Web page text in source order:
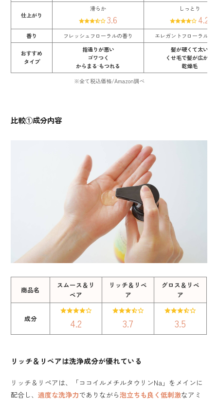
仕上がり
滑らか
3.6
しっとり
4.2
香り フレッシュフローラルの香り エレガントフローラルの
おすすめ
タイプ
指通りが悪い
ゴワつく
からまる·もつれる
髪が硬くて太い
くせ毛で髪が広がる
乾燥毛
※全て税込価格/Amazon調べ
比較①成分内容
商品名
スムース＆リ
ペア
リッチ＆リペ
ア
グロス＆リペ
ア
成分 4.2 3.7 3.5
リッチ＆リペアは洗浄成分が優れている
リッチ＆リペアは、「ココイルメチルタウリンNa」をメインに
配合し、適度な洗浄力でありながら泡立ちも良く低刺激なアミ